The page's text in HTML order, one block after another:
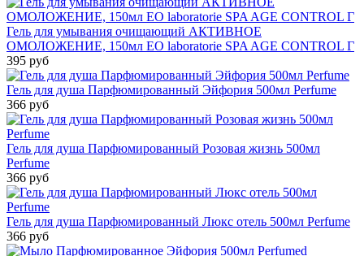
Гель для умывания очищающий АКТИВНОЕ
ОМОЛОЖЕНИЕ, 150мл EO laboratorie SPA AGE CONTROL Г
395 руб
Гель для душа Парфюмированный Эйфория 500мл Perfume
366 руб
Гель для душа Парфюмированный Розовая жизнь 500мл
Perfume
366 руб
Гель для душа Парфюмированный Люкс отель 500мл Perfume
366 руб